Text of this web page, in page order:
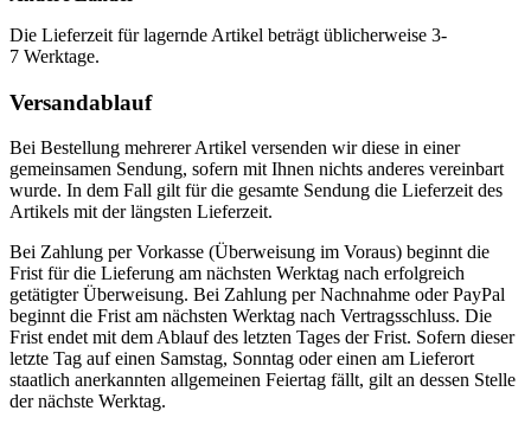
Die Lieferzeit für lagernde Artikel beträgt üblicherweise 3-
7 Werktage.
Versandablauf
Bei Bestellung mehrerer Artikel versenden wir diese in einer
gemeinsamen Sendung, sofern mit Ihnen nichts anderes vereinbart
wurde. In dem Fall gilt für die gesamte Sendung die Lieferzeit des
Artikels mit der längsten Lieferzeit.
Bei Zahlung per Vorkasse (Überweisung im Voraus) beginnt die
Frist für die Lieferung am nächsten Werktag nach erfolgreich
getätigter Überweisung. Bei Zahlung per Nachnahme oder PayPal
beginnt die Frist am nächsten Werktag nach Vertragsschluss. Die
Frist endet mit dem Ablauf des letzten Tages der Frist. Sofern dieser
letzte Tag auf einen Samstag, Sonntag oder einen am Lieferort
staatlich anerkannten allgemeinen Feiertag fällt, gilt an dessen Stelle
der nächste Werktag.